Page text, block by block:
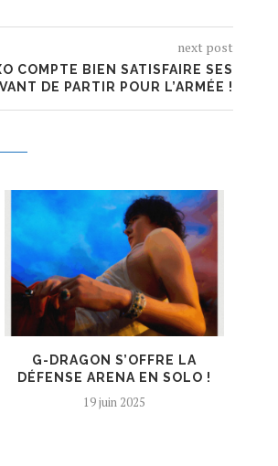
next post
COMPTE BIEN SATISFAIRE SES
DE PARTIR POUR L’ARMÉE !
G-DRAGON S’OFFRE LA
DÉFENSE ARENA EN SOLO !
19 juin 2025